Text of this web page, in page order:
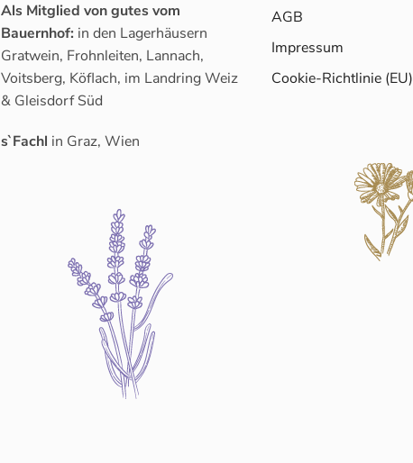
Als Mitglied von gutes vom
Bauernhof: in den Lagerhäusern
Gratwein, Frohnleiten, Lannach,
Voitsberg, Köflach, im Landring Weiz
& Gleisdorf Süd
s`Fachl in Graz, Wien
AGB
Impressum
Cookie-Richtlinie (EU)